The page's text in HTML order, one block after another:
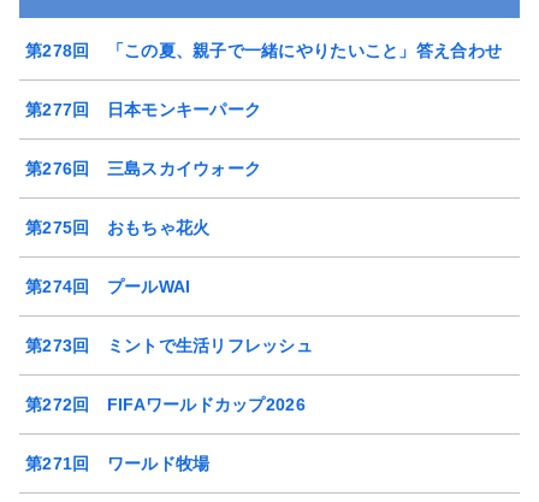
第278回 「この夏、親子で一緒にやりたいこと」答え合わせ
第277回 日本モンキーパーク
第276回 三島スカイウォーク
第275回 おもちゃ花火
第274回 プールWAI
第273回 ミントで生活リフレッシュ
第272回 FIFAワールドカップ2026
第271回 ワールド牧場